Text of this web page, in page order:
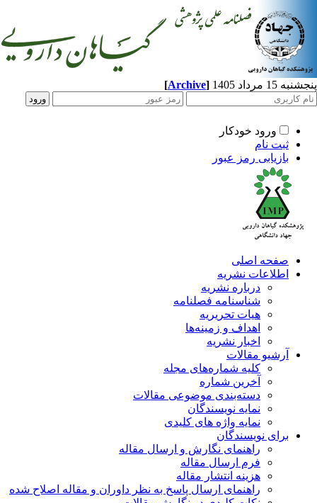
مرداد 1405 [Archive]
ورود خودکار
ثبت نام
بازیابی رمز عبور
صفحه اصلی
اطلاعات نشریه
درباره نشریه
شناسنامه فصلنامه
هیات تحریریه
اهداف و زمینه‌ها
اخبار نشریه
آرشیو مقالات
کلیه شماره‌های مجله
آخرین شماره
دسته‌بندی موضوعی مقالات
نمایه نویسندگان
نمایه واژه های کلیدی
برای نویسندگان
راهنمای نگارش و ارسال مقاله
فرم ارسال مقاله
هزینه انتشار مقاله
راهنمای ارسال پاسخ به نظر داوران و مقاله اصلاح شده